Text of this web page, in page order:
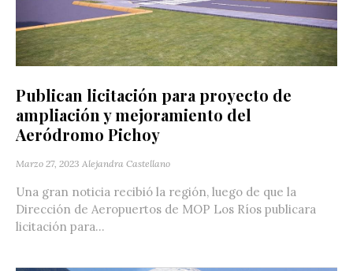
Publican licitación para proyecto de
ampliación y mejoramiento del
Aeródromo Pichoy
Marzo 27, 2023 Alejandra Castellano
Una gran noticia recibió la región, luego de que la
Dirección de Aeropuertos de MOP Los Ríos publicara
licitación para...